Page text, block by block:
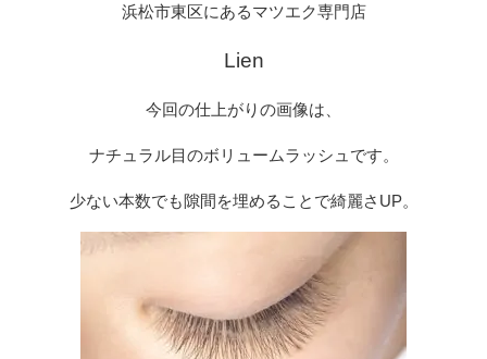
浜松市東区にあるマツエク専門店
Lien
今回の仕上がりの画像は、
ナチュラル目のボリュームラッシュです。
少ない本数でも隙間を埋めることで綺麗さUP。